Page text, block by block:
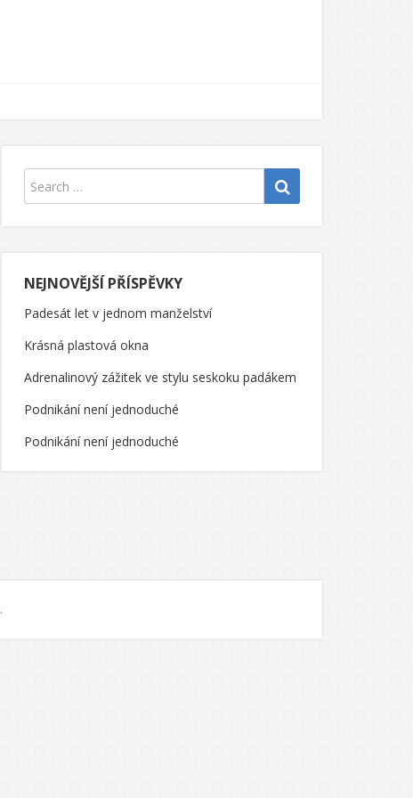
NEJNOVĚJŠÍ PŘÍSPĚVKY
Padesát let v jednom manželství
Krásná plastová okna
Adrenalinový zážitek ve stylu seskoku padákem
Podnikání není jednoduché
Podnikání není jednoduché
.